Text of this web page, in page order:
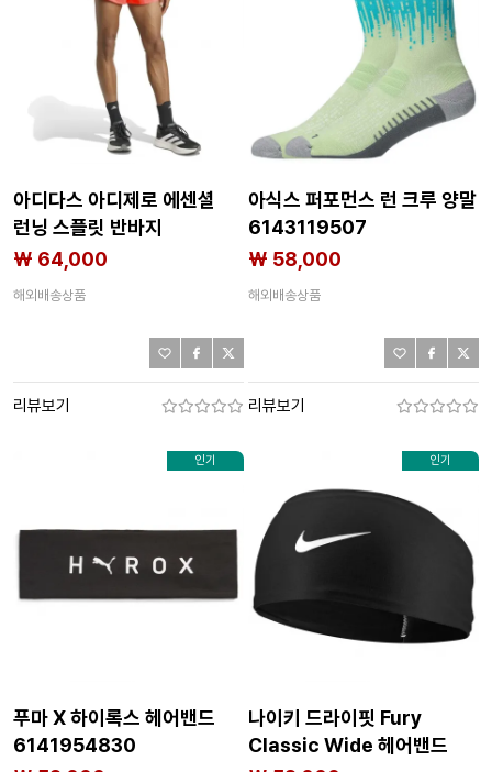
아디다스 아디제로 에센셜
런닝 스플릿 반바지
6143209361
₩ 64,000
해외배송상품
리뷰보기
아식스 퍼포먼스 런 크루 양말
6143119507
₩ 58,000
해외배송상품
리뷰보기
인기
푸마 X 하이록스 헤어밴드
6141954830
인기
나이키 드라이핏 Fury
Classic Wide 헤어밴드